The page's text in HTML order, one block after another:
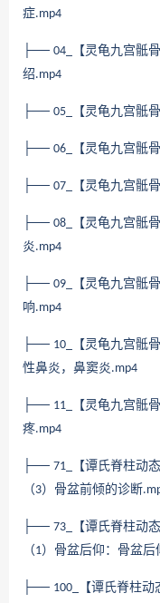
症.mp4
├── 04_ 【灵龟九宫骶
绍.mp4
├── 05_ 【灵龟九宫骶
├── 06_ 【灵龟九宫骶
├── 07_ 【灵龟九宫骶
├── 08_ 【灵龟九宫骶
炎.mp4
├── 09_ 【灵龟九宫骶
响.mp4
├── 10_ 【灵龟九宫骶
性鼻炎，鼻窦炎.mp4
├── 11_ 【灵龟九宫骶
疼.mp4
├── 71_ 【谭氏脊柱动
（3）骨盆前倾的诊断
├── 73_ 【谭氏脊柱动
（1）骨盆后仰：骨盆后
├── 100_ 【谭氏脊柱